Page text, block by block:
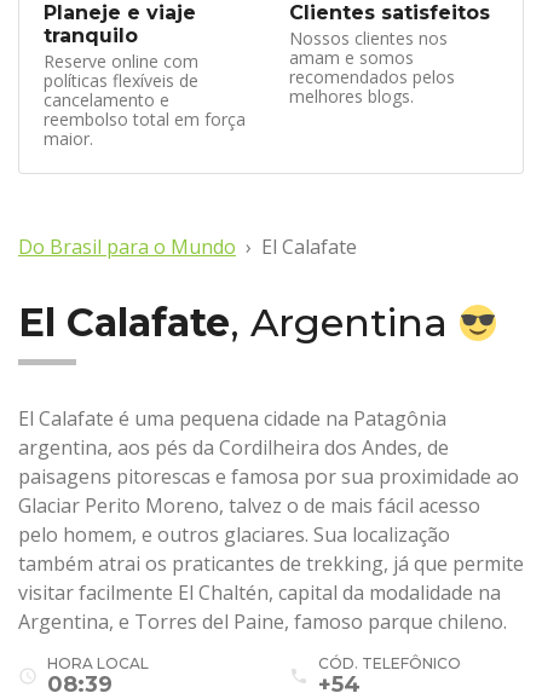
Planeje e viaje
tranquilo
Reserve online com
políticas flexíveis de
cancelamento e
reembolso total em força
maior.
Clientes satisfeitos
Nossos clientes nos
amam e somos
recomendados pelos
melhores blogs.
Do Brasil para o Mundo El Calafate
El Calafate, Argentina
El Calafate é uma pequena cidade na Patagônia
argentina, aos pés da Cordilheira dos Andes, de
paisagens pitorescas e famosa por sua proximidade ao
Glaciar Perito Moreno, talvez o de mais fácil acesso
pelo homem, e outros glaciares. Sua localização
também atrai os praticantes de trekking, já que permite
visitar facilmente El Chaltén, capital da modalidade na
Argentina, e Torres del Paine, famoso parque chileno.
access_time
HORA LOCAL
08:39 phone
CÓD. TELEFÔNICO
+54